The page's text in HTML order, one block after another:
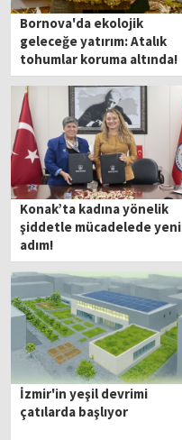
Bornova'da ekolojik
geleceğe yatırım: Atalık
tohumlar koruma altında!
Konak’ta kadına yönelik
şiddetle mücadelede yeni
adım!
İzmir'in yeşil devrimi
çatılarda başlıyor